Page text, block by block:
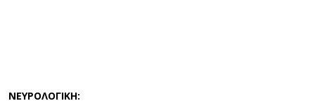
ΝΕΥΡΟΛΟΓΙΚΗ: